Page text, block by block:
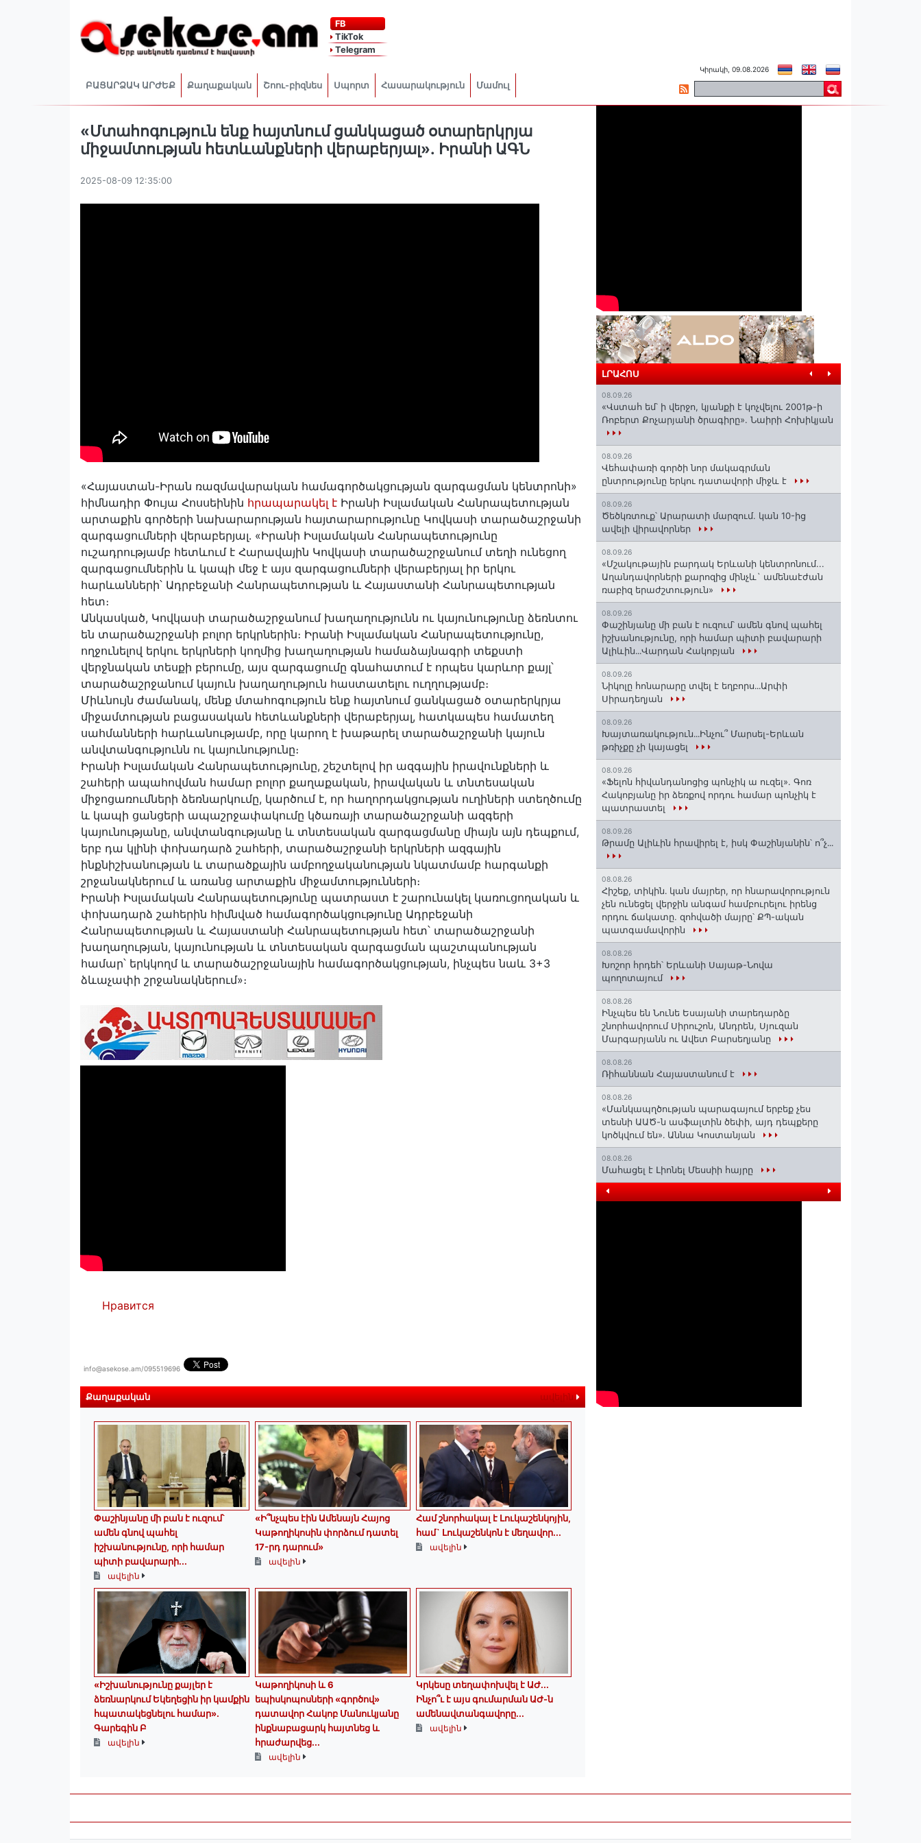
FB
TikTok
Telegram
ԲԱՑԱՐՁԱԿ ԱՐԺԵՔ Քաղաքական Շոու-բիզնես Սպորտ Հասարակություն Մամուլ
Կիրակի, 09.08.2026
«Մտահոգություն ենք հայտնում ցանկացած օտարերկրյա
միջամտության հետևանքների վերաբերյալ»․ Իրանի ԱԳՆ
2025-08-09 12:35:00
«Հայաստան-Իրան ռազմավարական համագործակցության զարգացման կենտրոնի»
հիմնադիր Փույա Հոսսեինին հրապարակել է Իրանի Իսլամական Հանրապետության
արտաքին գործերի նախարարության հայտարարությունը Կովկասի տարածաշրջանի
զարգացումների վերաբերյալ․ «Իրանի Իսլամական Հանրապետությունը
ուշադրությամբ հետևում է Հարավային Կովկասի տարածաշրջանում տեղի ունեցող
զարգացումներին և կապի մեջ է այս զարգացումների վերաբերյալ իր երկու
հարևանների՝ Ադրբեջանի Հանրապետության և Հայաստանի Հանրապետության
հետ։
Անկասկած, Կովկասի տարածաշրջանում խաղաղությունն ու կայունությունը ձեռնտու
են տարածաշրջանի բոլոր երկրներին։ Իրանի Իսլամական Հանրապետությունը,
ողջունելով երկու երկրների կողմից խաղաղության համաձայնագրի տեքստի
վերջնական տեսքի բերումը, այս զարգացումը գնահատում է որպես կարևոր քայլ՝
տարածաշրջանում կայուն խաղաղություն հաստատելու ուղղությամբ։
Միևնույն ժամանակ, մենք մտահոգություն ենք հայտնում ցանկացած օտարերկրյա
միջամտության բացասական հետևանքների վերաբերյալ, հատկապես համատեղ
սահմանների հարևանությամբ, որը կարող է խաթարել տարածաշրջանի կայուն
անվտանգությունն ու կայունությունը։
Իրանի Իսլամական Հանրապետությունը, շեշտելով իր ազգային իրավունքների և
շահերի ապահովման համար բոլոր քաղաքական, իրավական և տնտեսական
միջոցառումների ձեռնարկումը, կարծում է, որ հաղորդակցության ուղիների ստեղծումը
և կապի ցանցերի ապաշրջափակումը կծառայի տարածաշրջանի ազգերի
կայունությանը, անվտանգությանը և տնտեսական զարգացմանը միայն այն դեպքում,
երբ դա կլինի փոխադարձ շահերի, տարածաշրջանի երկրների ազգային
ինքնիշխանության և տարածքային ամբողջականության նկատմամբ հարգանքի
շրջանակներում և առանց արտաքին միջամտությունների։
Իրանի Իսլամական Հանրապետությունը պատրաստ է շարունակել կառուցողական և
փոխադարձ շահերին հիմնված համագործակցությունը Ադրբեջանի
Հանրապետության և Հայաստանի Հանրապետության հետ՝ տարածաշրջանի
խաղաղության, կայունության և տնտեսական զարգացման պաշտպանության
համար՝ երկկողմ և տարածաշրջանային համագործակցության, ինչպես նաև 3+3
ձևաչափի շրջանակներում»։
Нравится
info@asekose.am/095519696
Քաղաքական ավելին
Փաշինյանը մի բան է ուզում՝
ամեն գնով պահել
իշխանությունը, որի համար
պիտի բավարարի...
ավելին
«Ի՞նչպես էին Ամենայն Հայոց
Կաթողիկոսին փորձում դատել
17-րդ դարում»
ավելին
Համ շնորհակալ է Լուկաշենկոյին,
համ` Լուկաշենկոն է մեղավոր․․․
ավելին
«Իշխանությունը քայլեր է
ձեռնարկում Եկեղեցին իր կամքին
հպատակեցնելու համար»․
Գարեգին Բ
ավելին
️Կաթողիկոսի և 6
եպիսկոպոսների «գործով»
դատավոր Հակոբ Մանուկյանը
ինքնաբացարկ հայտնեց և
հրաժարվեց...
ավելին
Կրկեսը տեղափոխվել է ԱԺ...
Ինչո՞ւ է այս գումարման ԱԺ-ն
ամենավտանգավորը...
ավելին
ԼՐԱՀՈՍ
08.09.26
«Վստահ եմ՝ ի վերջո, կյանքի է կոչվելու 2001թ-ի
Ռոբերտ Քոչարյանի ծրագիրը». Նաիրի Հոխիկյան
08.09.26
Վեհափառի գործի նոր մակագրման
ընտրությունը երկու դատավորի միջև է
08.09.26
Ծեծկռտուք՝ Արարատի մարզում. կան 10-ից
ավելի վիրավորներ
08.09.26
«Մշակութային բարդակ Երևանի կենտրոնում...
Աղանդավորների քարոզից մինչև` ամենաէժան
ռաբիզ երաժշտություն»
08.09.26
Փաշինյանը մի բան է ուզում՝ ամեն գնով պահել
իշխանությունը, որի համար պիտի բավարարի
Ալիևին․․․Վարդան Հակոբյան
08.09.26
Նիկոլը հոնարարը տվել է եղբորս․․․Արփի
Սիրադեղյան
08.09.26
Խայտառակություն․․․Ինչու՞ Մարսել-Երևան
թռիչքը չի կայացել
08.09.26
«Ֆելոն հիվանդանոցից պոնչիկ ա ուզել». Գոռ
Հակոբյանը իր ձեռքով որդու համար պոնչիկ է
պատրաստել
08.09.26
Թրամը Ալիևին հրավիրել է, իսկ Փաշինյանին՝ ո՞չ․․․
08.08.26
Հիշեք, տիկին․ կան մայրեր, որ հնարավորություն
չեն ունեցել վերջին անգամ համբուրելու իրենց
որդու ճակատը. զոհվածի մայրը՝ ՔՊ-ական
պատգամավորին
08.08.26
Խոշոր հրդեհ՝ Երևանի Սայաթ-Նովա
պողոտայում
08.08.26
Ինչպես են Նունե Եսայանի տարեդարձը
շնորհավորում Սիրուշոն, Անդրեն, Սյուզան
Մարգարյանն ու Ավետ Բարսեղյանը
08.08.26
Ռիհաննան Հայաստանում է
08.08.26
«Մանկապղծության պարագայում երբեք չես
տեսնի ԱԱԾ-ն ասֆալտին ծեփի, այդ դեպքերը
կոծկվում են»․ Աննա Կոստանյան
08.08.26
Մահացել է Լիոնել Մեսսիի հայրը